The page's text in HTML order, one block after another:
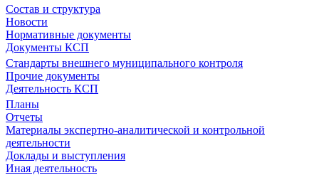
Состав и структура
Новости
Нормативные документы
Документы КСП
Стандарты внешнего муниципального контроля
Прочие документы
Деятельность КСП
Планы
Отчеты
Материалы экспертно-аналитической и контрольной
деятельности
Доклады и выступления
Иная деятельность